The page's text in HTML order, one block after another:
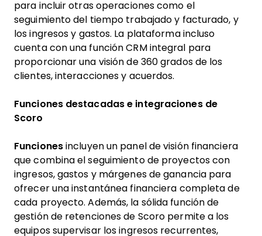
para incluir otras operaciones como el
seguimiento del tiempo trabajado y facturado, y
los ingresos y gastos. La plataforma incluso
cuenta con una función CRM integral para
proporcionar una visión de 360 grados de los
clientes, interacciones y acuerdos.
Funciones destacadas e integraciones de
Scoro
Funcionesincluyen un panel de visión financiera
que combina el seguimiento de proyectos con
ingresos, gastos y márgenes de ganancia para
ofrecer una instantánea financiera completa de
cada proyecto. Además, la sólida función de
gestión de retenciones de Scoro permite a los
equipos supervisar los ingresos recurrentes,